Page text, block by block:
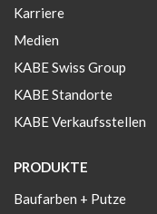
Karriere
Medien
KABE Swiss Group
KABE Standorte
KABE Verkaufsstellen
PRODUKTE
Baufarben + Putze